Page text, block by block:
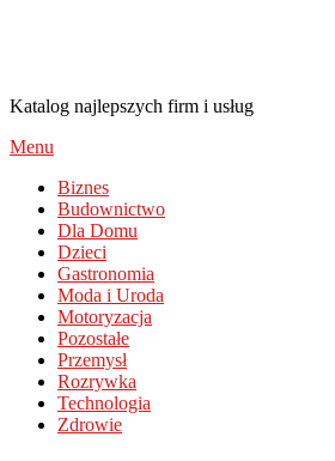
Katalog najlepszych firm i usług
Menu
Biznes
Budownictwo
Dla Domu
Dzieci
Gastronomia
Moda i Uroda
Motoryzacja
Pozostałe
Przemysł
Rozrywka
Technologia
Zdrowie